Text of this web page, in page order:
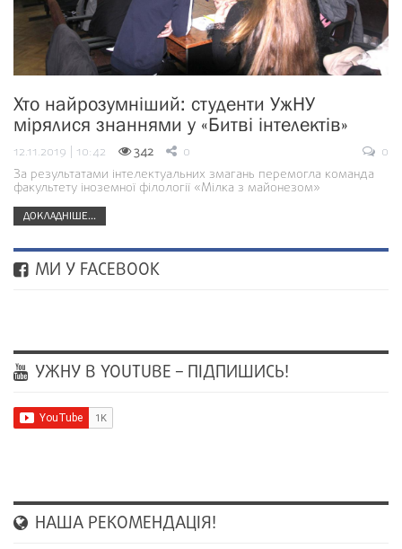
Хто найрозумніший: студенти УжНУ
мірялися знаннями у «Битві інтелектів»
12.11.2019 | 10:42 342 0
0
За результатами інтелектуальних змагань перемогла команда
факультету іноземної філології «Мілка з майонезом»
ДОКЛАДНІШЕ...
МИ У FACEBOOK
УЖНУ В YOUTUBE – ПІДПИШИСЬ!
НАША РЕКОМЕНДАЦІЯ!